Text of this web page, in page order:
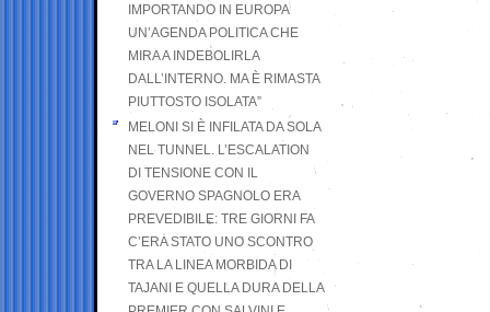
IMPORTANDO IN EUROPA
UN’AGENDA POLITICA CHE
MIRA A INDEBOLIRLA
DALL’INTERNO. MA È RIMASTA
PIUTTOSTO ISOLATA”
MELONI SI È INFILATA DA SOLA
NEL TUNNEL. L’ESCALATION
DI TENSIONE CON IL
GOVERNO SPAGNOLO ERA
PREVEDIBILE: TRE GIORNI FA
C’ERA STATO UNO SCONTRO
TRA LA LINEA MORBIDA DI
TAJANI E QUELLA DURA DELLA